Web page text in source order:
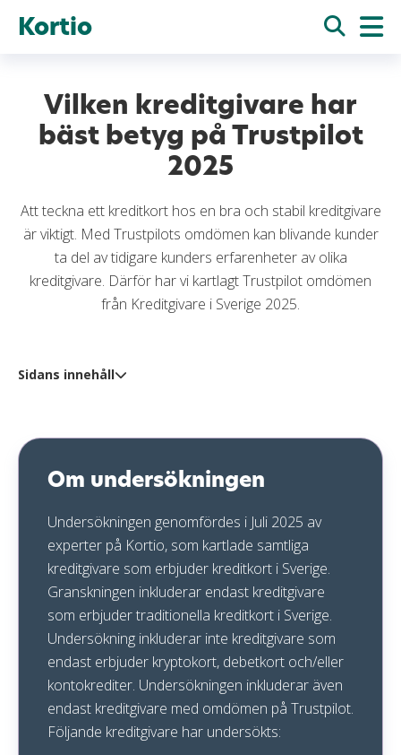
Kortio
Vilken kreditgivare har
bäst betyg på Trustpilot
2025
Att teckna ett kreditkort hos en bra och stabil kreditgivare
är viktigt. Med Trustpilots omdömen kan blivande kunder
ta del av tidigare kunders erfarenheter av olika
kreditgivare. Därför har vi kartlagt Trustpilot omdömen
från Kreditgivare i Sverige 2025.
Sidans innehåll
Antal omdömen på Trustpilot
Kreditgivarnas betyg på Trustpilot
Detta är kunderna mest missnöjda över
Därför kan Trustpilot-betyg vara missvisande
Sammanfattning
Om undersökningen
Undersökningen genomfördes i Juli 2025 av
experter på Kortio, som kartlade samtliga
kreditgivare som erbjuder kreditkort i Sverige.
Granskningen inkluderar endast kreditgivare
som erbjuder traditionella kreditkort i Sverige.
Undersökning inkluderar inte kreditgivare som
endast erbjuder kryptokort, debetkort och/eller
kontokrediter. Undersökningen inkluderar även
endast kreditgivare med omdömen på Trustpilot.
Följande kreditgivare har undersökts: